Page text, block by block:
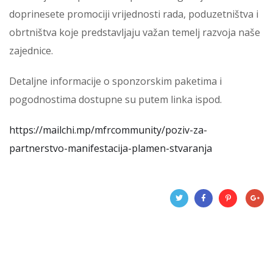
doprinesete promociji vrijednosti rada, poduzetništva i
obrtništva koje predstavljaju važan temelj razvoja naše
zajednice.
Detaljne informacije o sponzorskim paketima i
pogodnostima dostupne su putem linka ispod.
https://mailchi.mp/mfrcommunity/poziv-za-
partnerstvo-manifestacija-plamen-stvaranja